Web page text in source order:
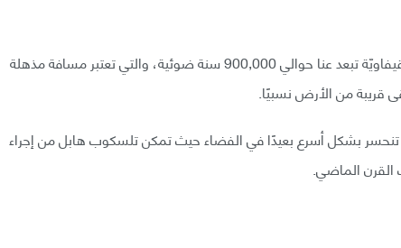
وقد تمكن تلسكوب هابل من ضبط نجوم قيفاويّة تبعد عنا حوالي 900,000 سنة ضوئية، والتي تعتبر مسافة مذهلة
قريبة من الأرض نسبيًا.
تنحسر بشكل أسرع بعيدًا في الفضاء حيث تمكن تلسكوب هابل من إجراء
القرن الماضي.